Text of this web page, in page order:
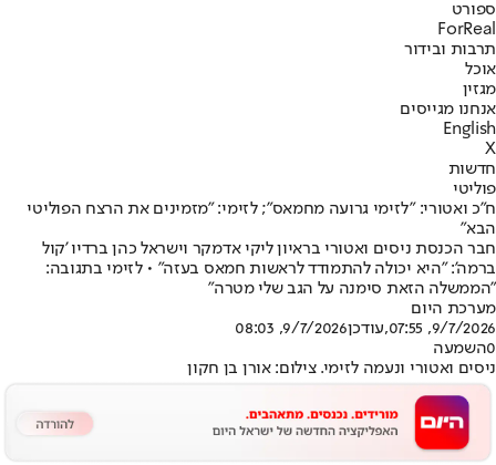
ספורט
ForReal
תרבות ובידור
אוכל
מגזין
אנחנו מגייסים
English
X
חדשות
פוליטי
ח"כ ואטורי: "לזימי גרועה מחמאס"; לזימי: "מזמינים את הרצח הפוליטי
הבא"
חבר הכנסת ניסים ואטורי בראיון ליקי אדמקר וישראל כהן ברדיו 'קול
ברמה': "היא יכולה להתמודד לראשות חמאס בעזה" • לזימי בתגובה:
"הממשלה הזאת סימנה על הגב שלי מטרה"
מערכת היום
9/7/2026, 07:55
,עודכן9/7/2026, 08:03
0השמעה
ניסים ואטורי ונעמה לזימי. צילום: אורן בן חקון